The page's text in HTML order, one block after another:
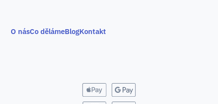
O násCo dělámeBlogKontakt